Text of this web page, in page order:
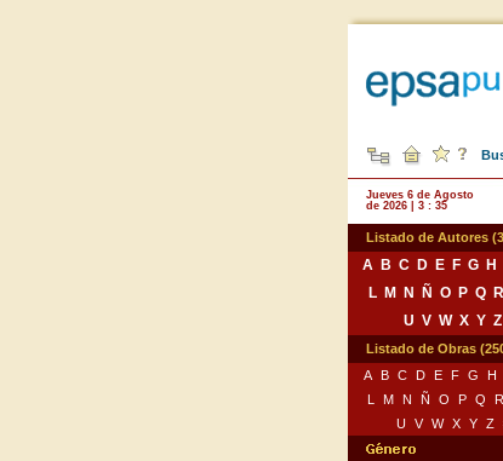
Jueves 6 de Agosto
de 2026 | 3 : 35
Listado de Autores
A B C D E F G H
L
M N Ñ O P Q R
U V W X Y Z
Listado de Obras
A
B C D E F G H
L
M N Ñ O P Q R
U
V W X Y Z